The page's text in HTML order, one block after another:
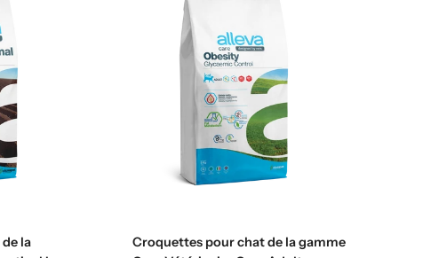
la
Croquettes pour chat de la gamme